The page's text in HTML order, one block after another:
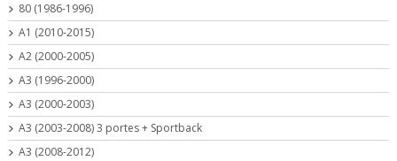
80 (1986-1996)
A1 (2010-2015)
A2 (2000-2005)
A3 (1996-2000)
A3 (2000-2003)
A3 (2003-2008) 3 portes + Sportback
A3 (2008-2012)